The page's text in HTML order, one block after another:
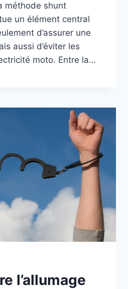
méthode shunt
un élément central
d’assurer une
aussi d’éviter les
moto. Entre la…
l’allumage